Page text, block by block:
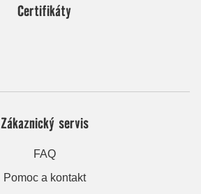
Certifikáty
Zákaznický servis
FAQ
Pomoc a kontakt